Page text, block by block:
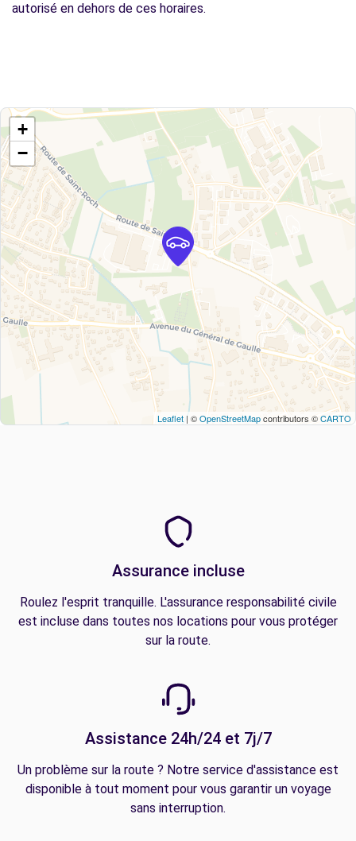
autorisé en dehors de ces horaires.
+
−
Leaflet | ©OpenStreetMapcontributors ©CARTO
Assurance incluse
Roulez l'esprit tranquille. L'assurance responsabilité civile
est incluse dans toutes nos locations pour vous protéger
sur la route.
Assistance 24h/24 et 7j/7
Un problème sur la route ? Notre service d'assistance est
disponible à tout moment pour vous garantir un voyage
sans interruption.